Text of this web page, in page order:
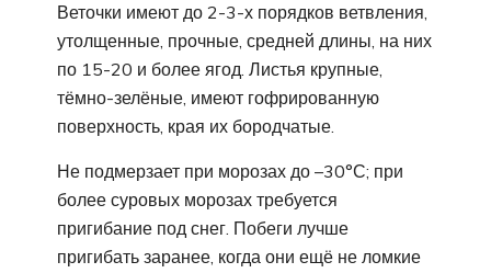
Веточки имеют до 2-3-х порядков ветвления,
утолщенные, прочные, средней длины, на них
по 15-20 и более ягод. Листья крупные,
тёмно-зелёные, имеют гофрированную
поверхность, края их бородчатые.
Не подмерзает при морозах до –30°С; при
более суровых морозах требуется
пригибание под снег. Побеги лучше
пригибать заранее, когда они ещё не ломкие